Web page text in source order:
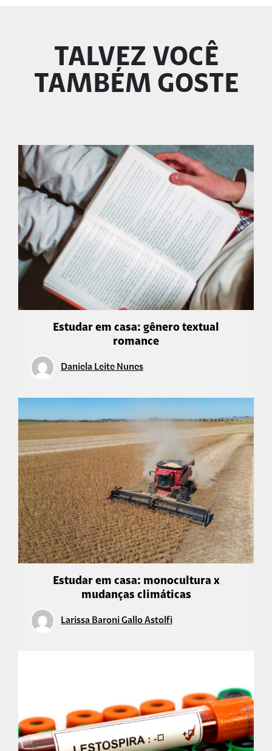
TALVEZ VOCÊ
TAMBÉM GOSTE
Estudar em casa: gênero textual
romance
Daniela Leite Nunes
Estudar em casa: monocultura x
mudanças climáticas
Larissa Baroni Gallo Astolfi